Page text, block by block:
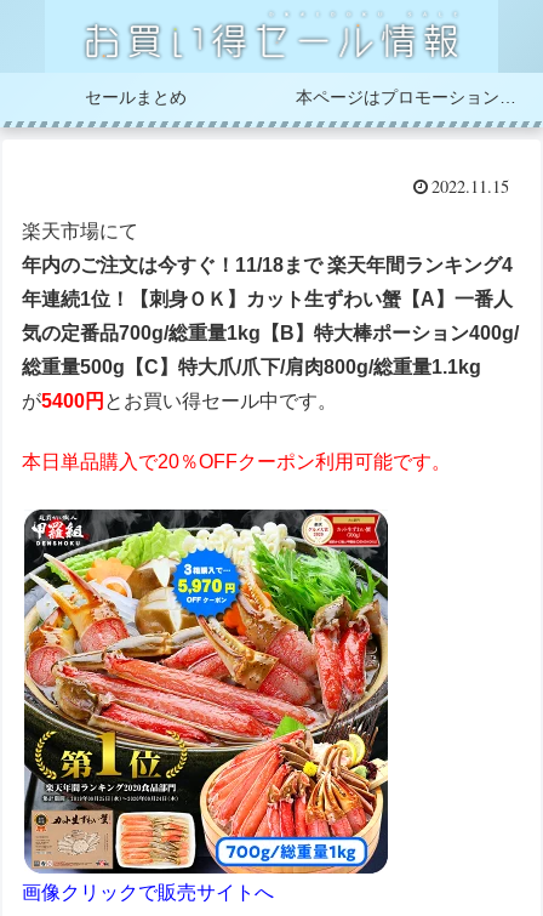
セールまとめ
2022.11.15
楽天市場にて
年内のご注文は今すぐ！11/18まで 楽天年間ランキング4
年連続1位！【刺身ＯＫ】カット生ずわい蟹【A】一番人
気の定番品700g/総重量1kg【B】特大棒ポーション400g/
総重量500g【C】特大爪/爪下/肩肉800g/総重量1.1kg
が5400円 とお買い得セール中です。
本日単品購入で20％OFFクーポン利用可能です。
画像クリックで販売サイトへ